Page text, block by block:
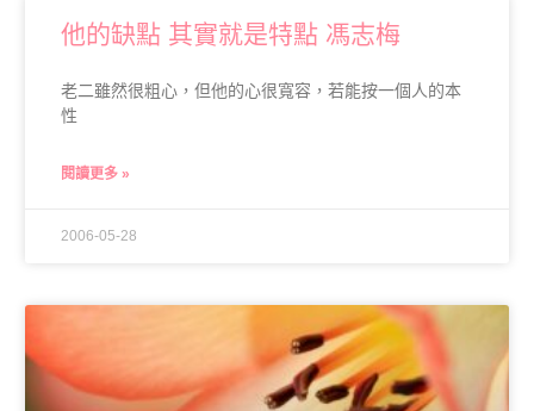
他的缺點 其實就是特點 馮志梅
老二雖然很粗心，但他的心很寬容，若能按一個人的本
性
閱讀更多 »
2006-05-28